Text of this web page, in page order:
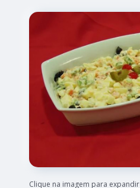
Clique na imagem para expandir